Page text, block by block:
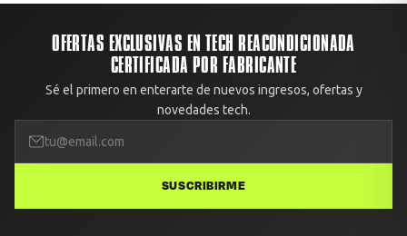
OFERTAS EXCLUSIVAS EN TECH REACONDICIONADA
CERTIFICADA POR FABRICANTE
Sé el primero en enterarte de nuevos ingresos, ofertas y
novedades tech.
SUSCRIBIRME